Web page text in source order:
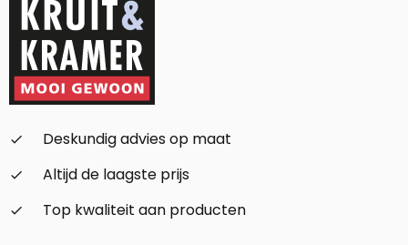
check_small
Deskundig advies op maat
check_small
Altijd de laagste prijs
check_small
Top kwaliteit aan producten